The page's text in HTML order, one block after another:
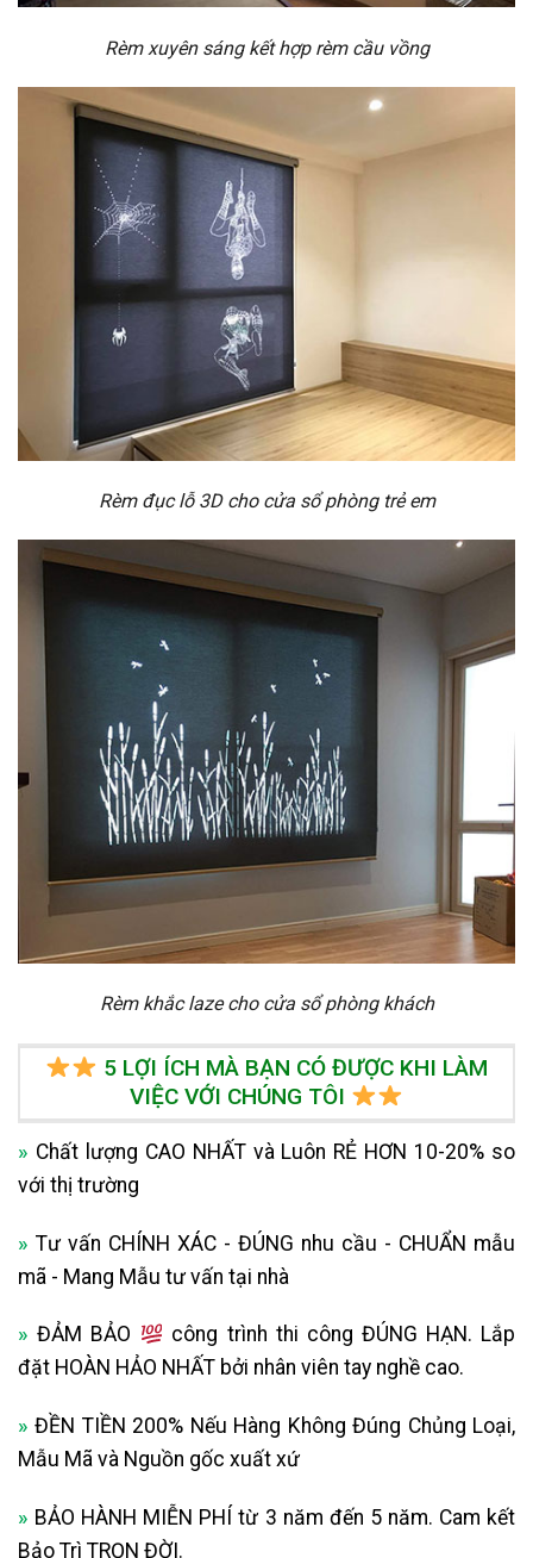
Rèm xuyên sáng kết hợp rèm cầu vồng
Rèm đục lỗ 3D cho cửa sổ phòng trẻ em
Rèm khắc laze cho cửa sổ phòng khách
5 LỢI ÍCH MÀ BẠN CÓ ĐƯỢC KHI LÀM
VIỆC VỚI CHÚNG TÔI
» Chất lượng CAO NHẤT và Luôn RẺ HƠN 10-20% so
với thị trường
» Tư vấn CHÍNH XÁC - ĐÚNG nhu cầu - CHUẨN mẫu
mã - Mang Mẫu tư vấn tại nhà
»ĐẢM BẢO
công trình thi công ĐÚNG HẠN. Lắp
đặt HOÀN HẢO NHẤT bởi nhân viên tay nghề cao.
»ĐỀN TIỀN 200% Nếu Hàng Không Đúng Chủng Loại,
Mẫu Mã và Nguồn gốc xuất xứ
» BẢO HÀNH MIỄN PHÍ từ 3 năm đến 5 năm. Cam kết
Bảo Trì TRỌN ĐỜI.